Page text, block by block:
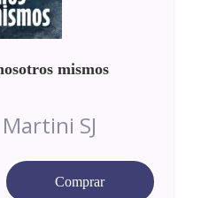
mismos
SJ
Comprar